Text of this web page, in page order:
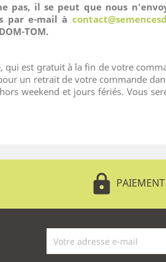
pas, il se peut que nous
par e-mail à
TOM.
qui est gratuit à la fin de votre
un retrait de votre commande
weekend et jours fériés. Vous
lock